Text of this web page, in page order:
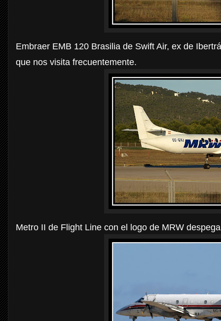
Embraer EMB 120 Brasilia de Swift Air, ex de
que nos visita frecuentemente.
Metro II de Flight Line con el logo de MRW